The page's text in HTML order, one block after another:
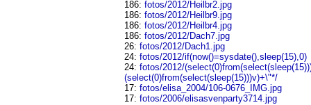
186:fotos/2012/Heilbr2.jpg
186:fotos/2012/Heilbr9.jpg
186:fotos/2012/Heilbr4.jpg
186:fotos/2012/Dach7.jpg
26:fotos/2012/Dach1.jpg
24:fotos/2012/if(now()=sysdate(),sleep(15),0)
24:fotos/2012/
(select(0)from(select(sleep(15)))v)+\"*/
17:fotos/elisa_2004/106-0676_IMG.jpg
17:fotos/2006/elisasvenparty3714.jpg